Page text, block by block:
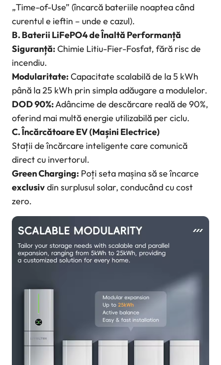
„Time-of-Use” (încarcă bateriile noaptea când
curentul e ieftin – unde e cazul).
B. Baterii LiFePO4 de Înaltă Performanță
Siguranță:Chimie Litiu-Fier-Fosfat, fără risc de
incendiu.
Modularitate:Capacitate scalabilă de la 5 kWh
până la 25 kWh prin simpla adăugare a modulelor.
DOD 90%:Adâncime de descărcare reală de 90%,
oferind mai multă energie utilizabilă per ciclu.
C. Încărcătoare EV (Mașini Electrice)
Stații de încărcare inteligente care comunică
direct cu invertorul.
Green Charging: Poți seta mașina să se încarce
exclusivdin surplusul solar, conducând cu cost
zero.